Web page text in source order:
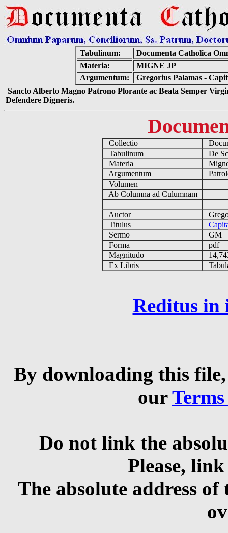
Tabulinum:
Documenta Catholica
Materia:
MIGNE JP
Argumentum:
Gregorius Palamas -
Sancto Alberto Magno Patrono Plorante ac Beata Semper
Defendere Digneris.
Collectio
Tabulinum
De
Materia
Argumentum
Volumen
Ab Columna ad Culumnam
Auctor
Titulus
Sermo
GM
Forma
pdf
Magnitudo
Ex Libris
Reditus in
By downloading this
our
Do not link the
Please,
The absolute address